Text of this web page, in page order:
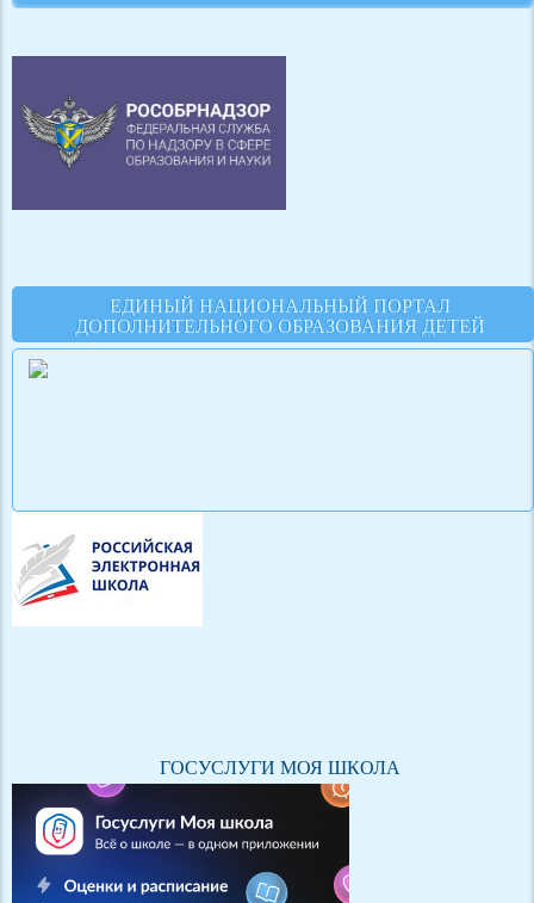
ЕДИНЫЙ НАЦИОНАЛЬНЫЙ ПОРТАЛ
ДОПОЛНИТЕЛЬНОГО ОБРАЗОВАНИЯ ДЕТЕЙ
ГОСУСЛУГИ МОЯ ШКОЛА